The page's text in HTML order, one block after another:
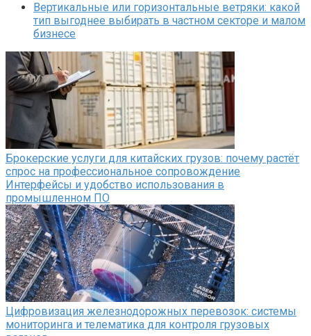
Вертикальные или горизонтальные ветряки: какой
тип выгоднее выбирать в частном секторе и малом
бизнесе
Брокерские услуги для китайских грузов: почему растёт
спрос на профессиональное сопровождение
Интерфейсы и удобство использования в
промышленном ПО
Цифровизация железнодорожных перевозок: системы
мониторинга и телематика для контроля грузовых